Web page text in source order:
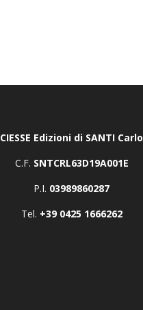
CIESSE Edizioni di SANTI Carlo
C.F. SNTCRL63D19A001E
P.I. 03989860287
Tel. +39 0425 1666262